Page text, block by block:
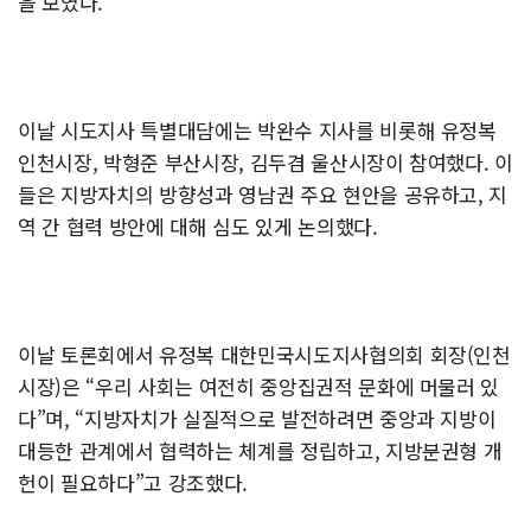
이날 시도지사 특별대담에는 박완수 지사를 비롯해 유정복
인천시장, 박형준 부산시장, 김두겸 울산시장이 참여했다. 이
들은 지방자치의 방향성과 영남권 주요 현안을 공유하고, 지
역 간 협력 방안에 대해 심도 있게 논의했다.
이날 토론회에서 유정복 대한민국시도지사협의회 회장(인천
시장)은 “우리 사회는 여전히 중앙집권적 문화에 머물러 있
다”며, “지방자치가 실질적으로 발전하려면 중앙과 지방이
대등한 관계에서 협력하는 체계를 정립하고, 지방분권형 개
헌이 필요하다”고 강조했다.